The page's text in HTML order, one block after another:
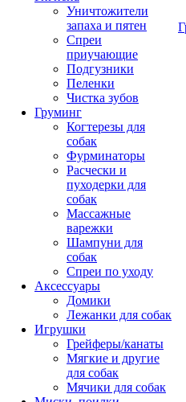
Уничтожители
запаха и пятен
Спреи
приучающие
Подгузники
Пеленки
Чистка зубов
Груминг
Когтерезы для
собак
Фурминаторы
Расчески и
пуходерки для
собак
Массажные
варежки
Шампуни для
собак
Спреи по уходу
Аксессуары
Домики
Лежанки для собак
Игрушки
Грейферы/канаты
Мягкие и другие
для собак
Мячики для собак